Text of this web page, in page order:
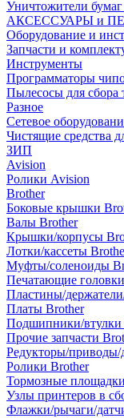
Уничтожители
АКСЕССУАРЫ и
Оборудование и
Запчасти и
Инструменты
Программаторы
Пылесосы для сбора
Разное
Сетевое
Чистящие средства
ЗИП
Avision
Ролики Avision
Brother
Боковые крышки
Валы Brother
Крышки/корпусы
Лотки/кассеты
Муфты/соленоиды
Печатающие
Пластины/
Платы Brother
Подшипники/втулки
Прочие запчасти
Редукторы/приводы/
Ролики Brother
Тормозные
Узлы принтеров в
Флажки/рычаги/